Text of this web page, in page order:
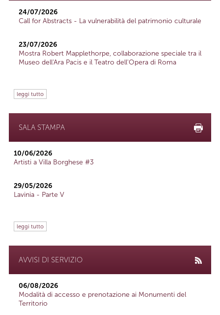
24/07/2026
Call for Abstracts - La vulnerabilità del patrimonio culturale
23/07/2026
Mostra Robert Mapplethorpe, collaborazione speciale tra il
Museo dell'Ara Pacis e il Teatro dell'Opera di Roma
leggi tutto
SALA STAMPA
10/06/2026
Artisti a Villa Borghese #3
29/05/2026
Lavinia - Parte V
leggi tutto
AVVISI DI SERVIZIO
06/08/2026
Modalità di accesso e prenotazione ai Monumenti del
Territorio